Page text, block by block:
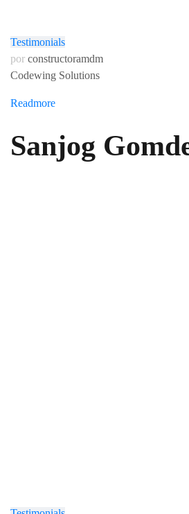
Testimonials
por constructoramdm
Codewing Solutions
Readmore
Sanjog